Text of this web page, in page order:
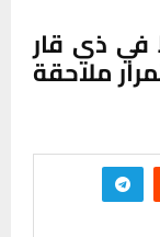
ضبط في ذي قار
ملاحقة